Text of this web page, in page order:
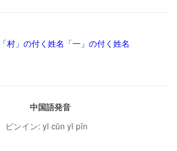
「村」の付く姓名 「一」の付く姓名
中国語発音
ピンイン: yī cūn yī pǐn